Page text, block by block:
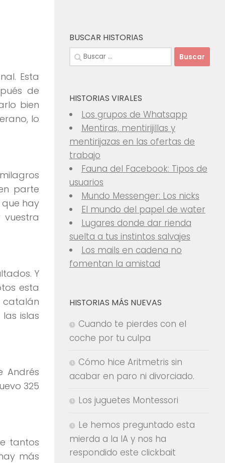
Esta
de
bien
lo
parte
hay
Y
esta
catalán
islas
Andrés
325
tantos
más
BUSCAR HISTORIAS
Buscar:
HISTORIAS VIRALES
Los grupos de Whatsapp
Mentiras, mentirijillas y
mentirijazas en las ofertas de
trabajo
Fauna del Facebook: Tipos de
usuarios
Mundo Messenger: Los nicks
El mundo del papel de water
Lugares donde dar rienda
suelta a tus instintos salvajes
Los mails en cadena no
fomentan la amistad
HISTORIAS MÁS NUEVAS
Cuando te pierdes con el
coche por tu culpa
Cómo hice Aritmetris sin
acabar en paro ni divorciado.
Los juguetes Montessori
Le hemos preguntado esta
mierda a la IA y nos ha
respondido este clickbait